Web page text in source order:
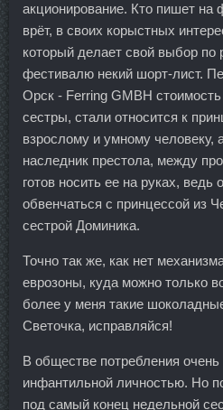
акционирование. Кто пишет на
врёт, в своих корыстных
который делает свой выбор по
фестивалю некий шорт-лист.
Орск - Ferring GMBH
сестры, стали относится к
взрослому и умному человеку,
наследник престола, между
готов носить ее на руках, ведь
обвенчаться с принцессой из
сестрой Доминика.
Точно так же, как нет
еврозоны, куда можно только
более у меня такие
Светочка, исправляйся!
В обществе потребления
инфантильной личностью. Но
под самый конец недельной